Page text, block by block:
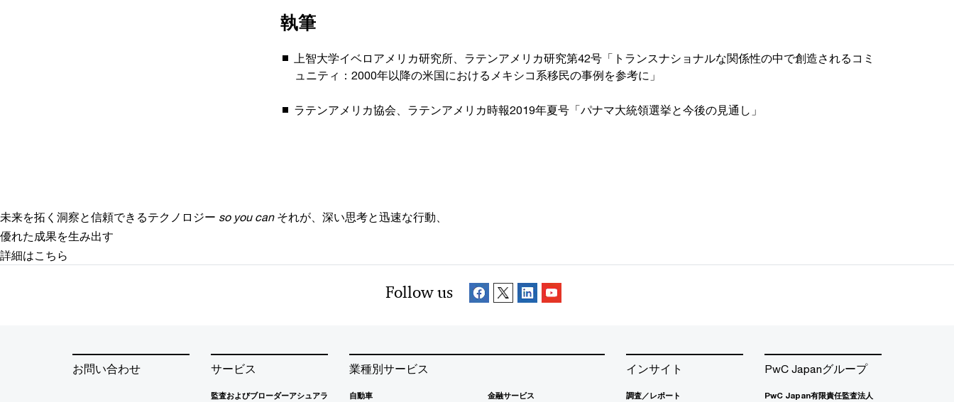
執筆
上智大学イベロアメリカ研究所、ラテンアメリカ研究第42号「トランスナショナルな関係性の中で創造されるコミ
ュニティ：2000年以降の米国におけるメキシコ系移民の事例を参考に」
ラテンアメリカ協会、ラテンアメリカ時報2019年夏号「パナマ大統領選挙と今後の見通し」
未来を拓く洞察と信頼できるテクノロジー so you can それが、深い思考と迅速な行動、
優れた成果を生み出す
詳細はこちら
Follow us
お問い合わせ サービス
監査およびブローダーアシュアラ
業種別サービス
自動車 金融サービス
インサイト
調査／レポート
PwC Japanグループ
PwC Japan有限責任監査法人